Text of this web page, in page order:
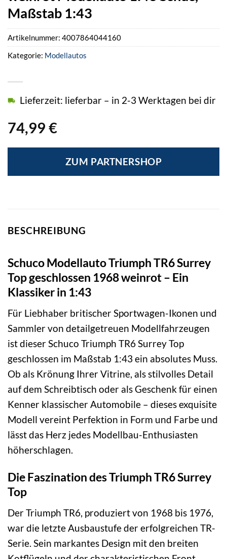
Maßstab 1:43
74,99 €
Lieferzeit: lieferbar – in 2-3 Werktagen bei dir
ZUM PARTNERSHOP
Artikelnummer: 4007864044160
Kategorie: Modellautos
BESCHREIBUNG
Schuco Modellauto Triumph TR6 Surrey
Top geschlossen 1968 weinrot – Ein
Klassiker in 1:43
Für Liebhaber britischer Sportwagen-Ikonen und
Sammler von detailgetreuen Modellfahrzeugen
ist dieser Schuco Triumph TR6 Surrey Top
geschlossen im Maßstab 1:43 ein absolutes Muss.
Ob als Krönung Ihrer Vitrine, als stilvolles Detail
auf dem Schreibtisch oder als Geschenk für einen
Kenner klassischer Automobile – dieses exquisite
Modell vereint Perfektion in Form und Farbe und
lässt das Herz jedes Modellbau-Enthusiasten
höherschlagen.
Die Faszination des Triumph TR6 Surrey
Top
Der Triumph TR6, produziert von 1968 bis 1976,
war die letzte Ausbaustufe der erfolgreichen TR-
Serie. Sein markantes Design mit den breiten